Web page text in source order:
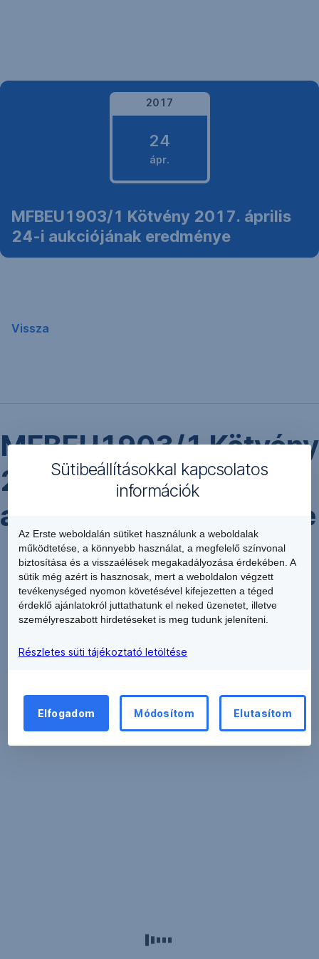
2017
24
ápr.
2017.
április
MFBEU1903/1 Kötvény 2017. április
24-i aukciójának eredménye
Vissza
MFBEU1903/1 Kötvény
2017. április 24-i
aukciójának eredménye
Letöltés
Sütibeállításokkal kapcsolatos
információk
Az Erste weboldalán sütiket használunk a weboldalak
működtetése, a könnyebb használat, a megfelelő színvonal
biztosítása és a visszaélések megakadályozása érdekében. A
sütik még azért is hasznosak, mert a weboldalon végzett
tevékenységed nyomon követésével kifejezetten a téged
érdeklő ajánlatokról juttathatunk el neked üzenetet, illetve
személyreszabott hirdetéseket is meg tudunk jeleníteni.
Részletes süti tájékoztató letöltése
Elfogadom Módosítom Elutasítom